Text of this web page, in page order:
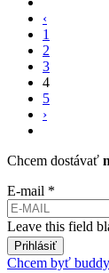
‹
1
2
3
4
5
›
Chcem dostávať
E-mail *
Leave this field
Chcem byť buddy